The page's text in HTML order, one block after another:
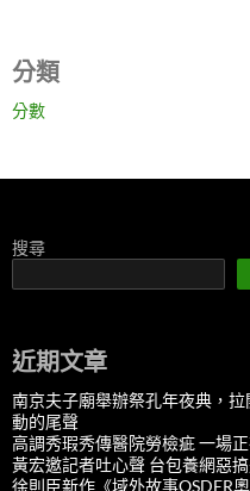
分類
分數
搜尋
近期文章
南京夫子廟舉辦祭孔年夜典，
動的尾聲
高調秀瑕秀傳醫院勞檢疵 一場
黃宏邀記者吐心聲 台包養網惡
徐則臣新作《域外故事OSDER